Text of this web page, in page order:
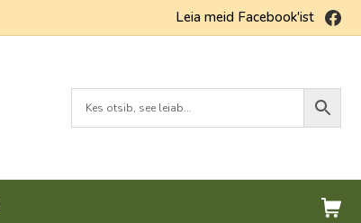
Leia meid Facebook'ist